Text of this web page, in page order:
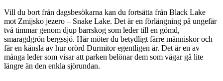
Vill du bort från dagsbesökarna kan du fortsätta från Black Lake
mot Zmijsko jezero – Snake Lake. Det är en förlängning på ungefär
två timmar genom djup barrskog som leder till en gömd,
smaragdgrön bergssjö. Här möter du betydligt färre människor och
får en känsla av hur orörd Durmitor egentligen är. Det är en av
många leder som visar att parken belönar dem som vågar gå lite
längre än den enkla sjörundan.